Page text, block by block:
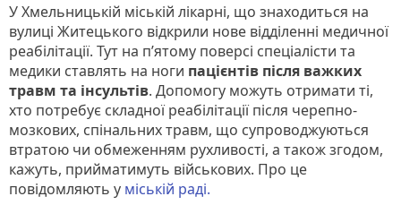
У Хмельницькій міській лікарні, що знаходиться на
вулиці Житецького відкрили нове відділенні медичної
реабілітації. Тут на п’ятому поверсі спеціалісти та
медики ставлять на ноги пацієнтів після важких
травм та інсультів. Допомогу можуть отримати ті,
хто потребує складної реабілітації після черепно-
мозкових, спінальних травм, що супроводжуються
втратою чи обмеженням рухливості, а також згодом,
кажуть, прийматимуть військових. Про це
повідомляють у міській раді.